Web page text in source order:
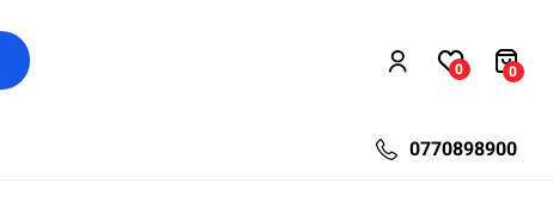
0 0
0770898900